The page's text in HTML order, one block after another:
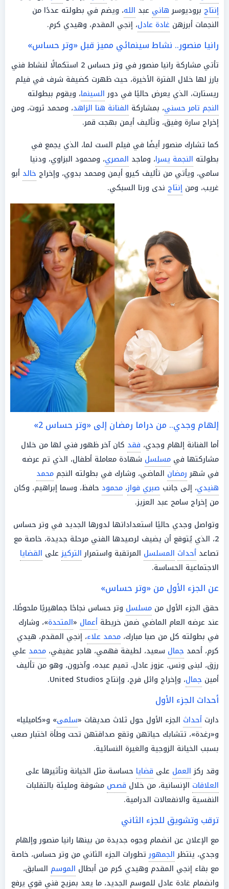
إنتاج بروديوسرهاني عبد الله، ويضم في بطولته عددًا من
النجمات أبرزهن غادة عادل، إنجي المقدم، وهيدي كرم.
رانيا منصور.. نشاط سينمائي مميز قبل «وتر حساس»
تأتي مشاركة رانيا منصور في وتر حساس 2
استكمالًا لنشاط فني
بارز لها خلال الفترة الأخيرة، حيث ظهرت كضيفة شرف في فيلم
ريستارت، الذي يعرض حاليًا في دورالسينما، ويقوم ببطولته
النجم تامر حسني، بمشاركة الفنانة هنا الزاهد، ومحمد ثروت، ومن
إخراج سارة وفيق، وتأليف أيمن بهجت قمر.
كما تشارك منصور أيضًا في فيلم الست لما، الذي يجمع في
بطولته النجمة يسرا، وماجد المصري، ومحمود البزاوي، ودنيا
سامي، ويأتي من تأليف كيرو أيمن ومحمد بدوي، وإخراج خالد أبو
غريب، ومن إنتاج ندى ورنا السبكي.
إلهام وجدي.. من دراما رمضان إلى «وتر حساس 2»
أما الفنانة إلهام وجدي، فقد كان آخر ظهور فني لها من خلال
مشاركتها في مسلسل شهادة معاملة أطفال، الذي تم عرضه
في شهررمضان الماضي، وشارك في بطولته النجم محمد
هنيدي، إلى جانب صبري فواز، محمود حافظ، وسما إبراهيم، وكان
من إخراج سامح عبد العزيز.
وتواصل وجدي حاليًا استعداداتها لدورها الجديد في وتر حساس
2، الذي يُتوقع أن يضيف لرصيدها الفني مرحلة جديدة، خاصة مع
تصاعد أحداث المسلسل المرتقبة واستمرارالتركيزعلى القضايا
الاجتماعية الحساسة.
عن الجزء الأول من «وتر حساس»
حقق الجزء الأول من مسلسل وتر حساس نجاحًا جماهيريًا ملحوظًا،
عند عرضه العام الماضي ضمن خريطة أعمال «المتحدة»، وشارك
في بطولته كل من صبا مبارك، محمد علاء، إنجي المقدم، هيدي
كرم، أحمد جمال سعيد، لطيفة فهمي، هاجر عفيفي، محمد علي
رزق، لبنى ونس، عزوز عادل، تميم عبده، وآخرون، وهو من تأليف
أمين جمال، وإخراج وائل فرج، وإنتاج United Studios.
أحداث الجزء الأول
دارت أحداث الجزء الأول حول ثلاث صديقات «سلمى» و«كاميليا»
و«رغدة»، تتشابك حياتهن وتقع صداقتهن تحت وطأة اختبار صعب
بسبب الخيانة الزوجية والغيرة النسائية.
وقد ركزالعمل على قضايا حساسة مثل الخيانة وتأثيرها على
العلاقات الإنسانية، من خلال قصص مشوقة ومليئة بالتقلبات
النفسية والانفعالات الدرامية.
ترقب وتشويق للجزء الثاني
مع الإعلان عن انضمام وجوه جديدة من بينها رانيا منصور وإلهام
وجدي، ينتظرالجمهورتطورات الجزء الثاني من وتر حساس، خاصة
مع بقاء إنجي المقدم وهيدي كرم من أبطال الموسم السابق،
وانضمام غادة عادل للموسم الجديد، ما يعد بمزيج فني قوي يرفع